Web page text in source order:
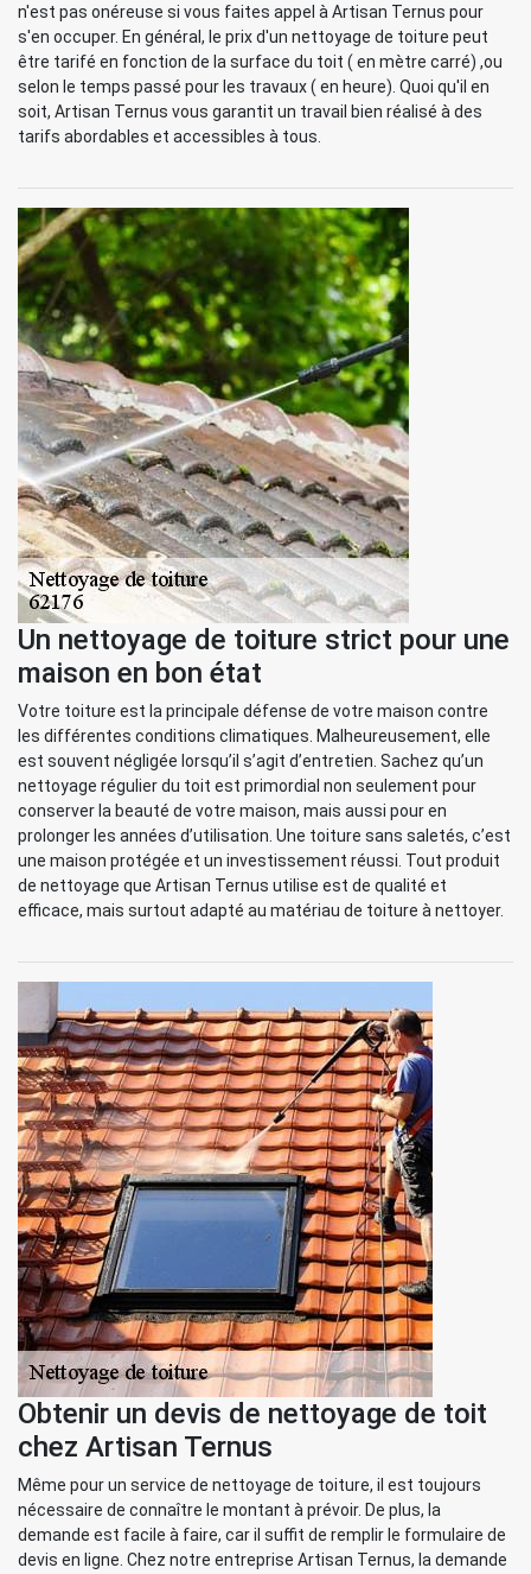
n'est pas onéreuse si vous faites appel à Artisan Ternus pour
s'en occuper. En général, le prix d'un nettoyage de toiture peut
être tarifé en fonction de la surface du toit ( en mètre carré) ,ou
selon le temps passé pour les travaux ( en heure). Quoi qu'il en
soit, Artisan Ternus vous garantit un travail bien réalisé à des
tarifs abordables et accessibles à tous.
Un nettoyage de toiture strict pour une
maison en bon état
Votre toiture est la principale défense de votre maison contre
les différentes conditions climatiques. Malheureusement, elle
est souvent négligée lorsqu’il s’agit d’entretien. Sachez qu’un
nettoyage régulier du toit est primordial non seulement pour
conserver la beauté de votre maison, mais aussi pour en
prolonger les années d’utilisation. Une toiture sans saletés, c’est
une maison protégée et un investissement réussi. Tout produit
de nettoyage que Artisan Ternus utilise est de qualité et
efficace, mais surtout adapté au matériau de toiture à nettoyer.
Obtenir un devis de nettoyage de toit
chez Artisan Ternus
Même pour un service de nettoyage de toiture, il est toujours
nécessaire de connaître le montant à prévoir. De plus, la
demande est facile à faire, car il suffit de remplir le formulaire de
devis en ligne. Chez notre entreprise Artisan Ternus, la demande